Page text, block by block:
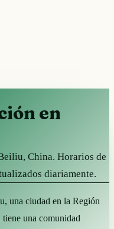
en
China. Horarios de
diariamente.
una ciudad en la Región
una comunidad